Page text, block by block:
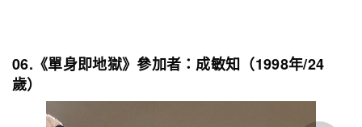
06.《單身即地獄》參加者：成敏知（1998年/24
歲）